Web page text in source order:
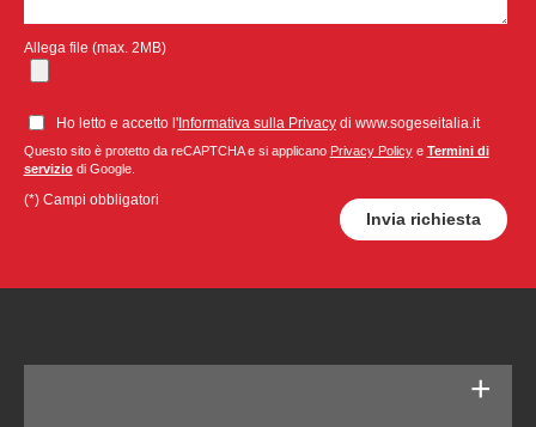
Allega file (max. 2MB)
Ho letto e accetto l'Informativa sulla Privacydi www.sogeseitalia.it
Questo sito è protetto da reCAPTCHA e si applicano Privacy Policye Termini di
serviziodi Google.
(*) Campi obbligatori